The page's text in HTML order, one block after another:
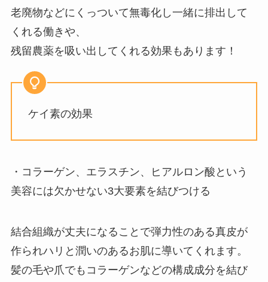
老廃物などにくっついて無毒化し一緒に排出して
くれる働きや、
残留農薬を吸い出してくれる効果もあります！
ケイ素の効果
・コラーゲン、エラスチン、ヒアルロン酸という
美容には欠かせない3大要素を結びつける
結合組織が丈夫になることで弾力性のある真皮が
作られハリと潤いのあるお肌に導いてくれます。
髪の毛や爪でもコラーゲンなどの構成成分を結び